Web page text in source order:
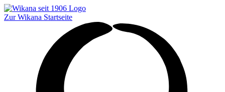
Zur Wikana Startseite